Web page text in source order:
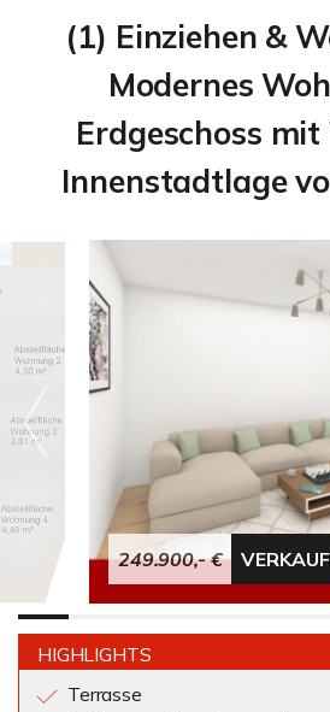
(1) Einziehen &
Modernes
Erdgeschoss mit
Innenstadtlage
249.900,- €
HIGHLIGHTS
Terrasse